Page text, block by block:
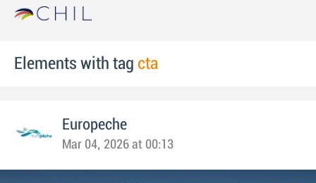
Elements with tag cta
Europeche
Mar 04, 2026 at 00:13